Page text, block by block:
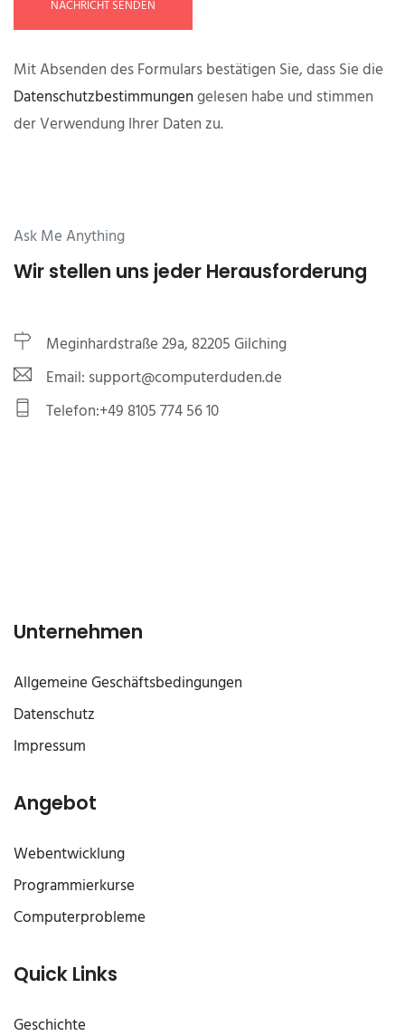
NACHRICHT SENDEN
Mit Absenden des Formulars bestätigen Sie, dass Sie die
Datenschutzbestimmungengelesen habe und stimmen
der Verwendung Ihrer Daten zu.
Ask Me Anything
Wir stellen uns jeder Herausforderung
Meginhardstraße 29a, 82205 Gilching
Email: support@computerduden.de
Telefon:+49 8105 774 56 10
Unternehmen
Allgemeine Geschäftsbedingungen
Datenschutz
Impressum
Angebot
Webentwicklung
Programmierkurse
Computerprobleme
Quick Links
Geschichte